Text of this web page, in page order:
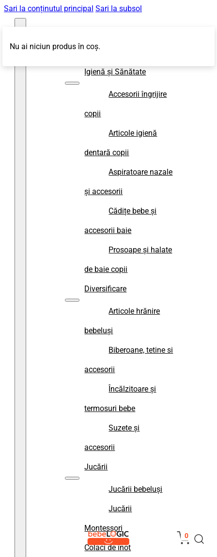
Sari la conținutul principal Sari la subsol
Igienă și Sănătate
Accesorii îngrijire
copii
Articole igienă
dentară copii
Aspiratoare nazale
și accesorii
Cădițe bebe și
accesorii baie
Prosoape și halate
de baie copii
Diversificare
Articole hrănire
bebeluși
Biberoane, tetine si
accesorii
Încălzitoare și
termosuri bebe
Suzete și
accesorii
Jucării
Jucării bebeluși
Jucării
Montessori
Colaci de înot
0
Nu ai niciun produs în coș.